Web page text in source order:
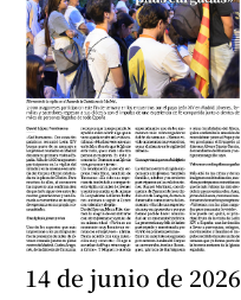
14 de junio de 2026